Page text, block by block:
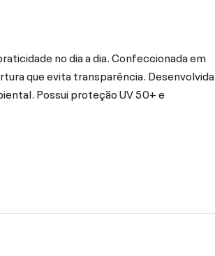
no dia a dia. Confeccionada em
que evita transparência. Desenvolvida
Possui proteção UV 50+ e